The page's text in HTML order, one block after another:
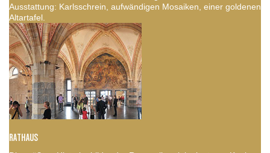
Ausstattung: Karlsschrein, aufwändigen Mosaiken, einer goldenen
Altartafel.
RATHAUS